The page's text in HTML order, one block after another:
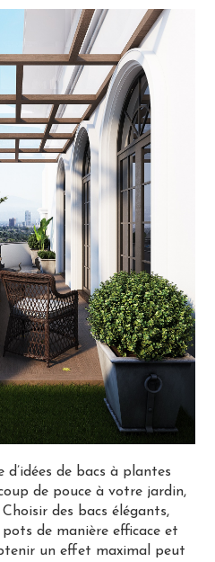
d’idées de bacs à plantes
de pouce à votre jardin,
des bacs élégants,
de manière efficace et
un effet maximal peut